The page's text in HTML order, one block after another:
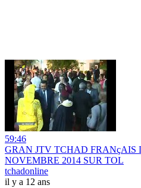
59:46
GRAN JTV TCHAD FRANçAIS
NOVEMBRE 2014 SUR TOL
tchadonline
il y a 12 ans